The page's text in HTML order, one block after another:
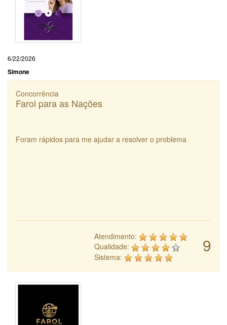
6/22/2026
Simone
Concorrência
Farol para as Nações
Foram rápidos para me ajudar a resolver o problema
9
Atendimento:
Qualidade:
Sistema: